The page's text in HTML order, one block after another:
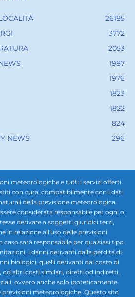
26185
3772
2053
1987
1976
1823
1822
824
NEWS
296
meteorologiche e tutti i servizi offerti
con cura, compatibilmente con i dati
della previsione meteorologica.
considerata responsabile per ogni o
derivare a soggetti giuridici terzi,
in relazione all'uso delle previsioni
caso sarà responsabile per qualsiasi tipo
i danni derivanti dalla perdita di
biologici, quelli derivanti dal costo di
od altri costi similari, diretti od indiretti,
ovvero anche solo ipoteticamente
previsioni meteorologiche. Questo sito